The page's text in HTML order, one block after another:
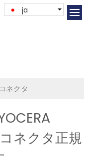
ja
ネクタ
ネクタ正規